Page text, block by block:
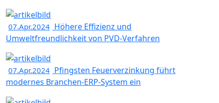
07.Apr.2024 Höhere Effizienz und
Umweltfreundlichkeit von PVD-Verfahren
07.Apr.2024 Pfingsten Feuerverzinkung führt
modernes Branchen-ERP-System ein